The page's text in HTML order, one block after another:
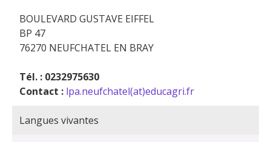
BOULEVARD GUSTAVE EIFFEL
BP 47
76270 NEUFCHATEL EN BRAY
Tél. : 0232975630
Contact : lpa.neufchatel(at)educagri.fr
Langues vivantes